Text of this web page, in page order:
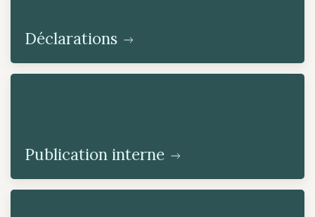
Déclarations
Publication interne